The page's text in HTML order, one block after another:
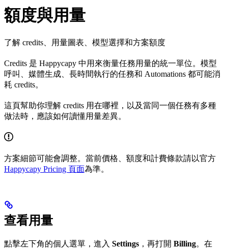
額度與用量
了解 credits、用量圖表、模型選擇和方案額度
Credits 是 Happycapy 中用來衡量任務用量的統一單位。模型
呼叫、媒體生成、長時間執行的任務和 Automations 都可能消
耗 credits。
這頁幫助你理解 credits 用在哪裡，以及當同一個任務有多種
做法時，應該如何讀懂用量差異。
方案細節可能會調整。當前價格、額度和計費條款請以官方
Happycapy Pricing 頁面為準。
查看用量
點擊左下角的個人選單，進入 Settings ，再打開 Billing。在